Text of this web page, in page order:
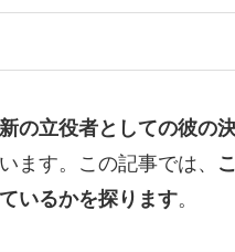
の立役者としての彼の
ます。この記事では、
いるかを探ります。